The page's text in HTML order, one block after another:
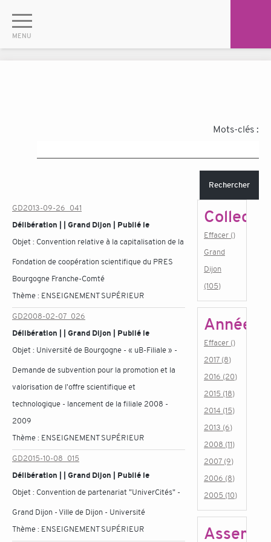
Mots-clés :
Rechercher
GD2013-09-26_041
Délibération | | Grand Dijon | Publié le
Objet : Convention relative à la capitalisation de la
Fondation de coopération scientifique du PRES
Bourgogne Franche-Comté
Thème : ENSEIGNEMENT SUPÉRIEUR
GD2008-02-07_026
Délibération | | Grand Dijon | Publié le
Objet : Université de Bourgogne - « uB-Filiale » -
Demande de subvention pour la promotion et la
valorisation de l'offre scientifique et
technologique - lancement de la filiale 2008 -
2009
Thème : ENSEIGNEMENT SUPÉRIEUR
GD2015-10-08_015
Délibération | | Grand Dijon | Publié le
Objet : Convention de partenariat "UniverCités" -
Grand Dijon - Ville de Dijon - Université
Thème : ENSEIGNEMENT SUPÉRIEUR
Effacer ()
Grand
Dijon
(105)
Année
Effacer ()
2017 (8)
2016 (20)
2015 (18)
2014 (15)
2013 (6)
2008 (11)
2007 (9)
2006 (8)
2005 (10)